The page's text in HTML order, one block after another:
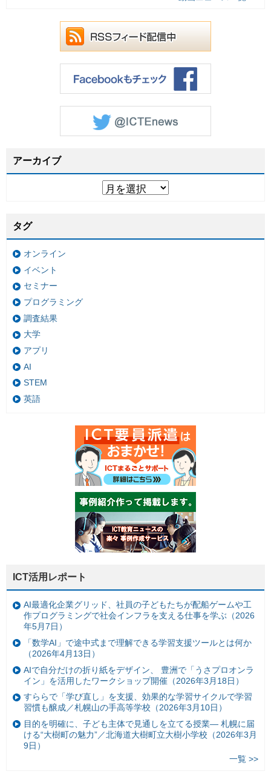
アーカイブ
タグ
オンライン
イベント
セミナー
プログラミング
調査結果
大学
アプリ
AI
STEM
英語
ICT活用レポート
AI最適化企業グリッド、社員の子どもたちが配船ゲームや工
作プログラミングで社会インフラを支える仕事を学ぶ（2026
年5月7日）
「数学AI」で途中式まで理解できる学習支援ツールとは何か
（2026年4月13日）
AIで自分だけの折り紙をデザイン、 豊洲で「うさプロオンラ
イン」を活用したワークショップ開催（2026年3月18日）
すららで「学び直し」を支援、効果的な学習サイクルで学習
習慣も醸成／札幌山の手高等学校（2026年3月10日）
目的を明確に、子ども主体で見通しを立てる授業— 札幌に届
ける“大樹町の魅力”／北海道大樹町立大樹小学校（2026年3月
9日）
一覧 >>